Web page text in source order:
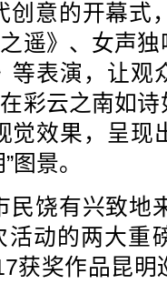
创意的开幕式
遥》、女声
等表演，让观
彩云之南如
觉效果，呈现
图景。
民饶有兴致地
活动的两大
获奖作品昆